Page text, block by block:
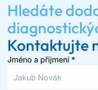
Hledáte
Kontaktujte
Jméno a přijmení *